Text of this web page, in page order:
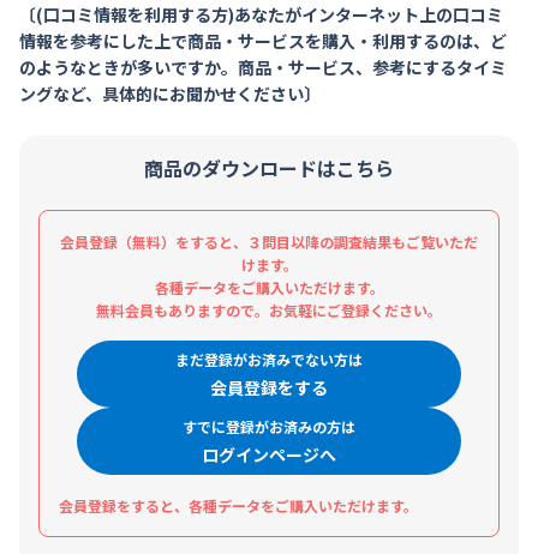
〔(口コミ情報を利用する方)あなたがインターネット上の口コミ
情報を参考にした上で商品・サービスを購入・利用するのは、ど
のようなときが多いですか。商品・サービス、参考にするタイミ
ングなど、具体的にお聞かせください〕
商品のダウンロードはこちら
会員登録（無料）をすると、３問目以降の調査結果もご覧いただ
けます。
各種データをご購入いただけます。
無料会員もありますので。お気軽にご登録ください。
まだ登録がお済みでない方は
会員登録をする
すでに登録がお済みの方は
ログインページへ
会員登録をすると、各種データをご購入いただけます。